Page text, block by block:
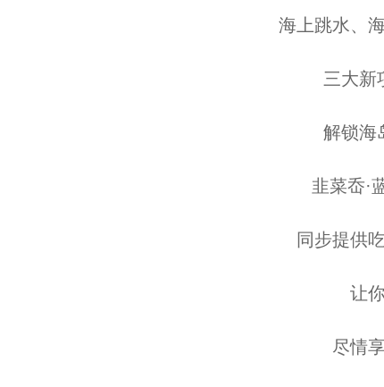
海上跳水、海
三大新
解锁海
韭菜岙·蓝
同步提供吃
让你
尽情享